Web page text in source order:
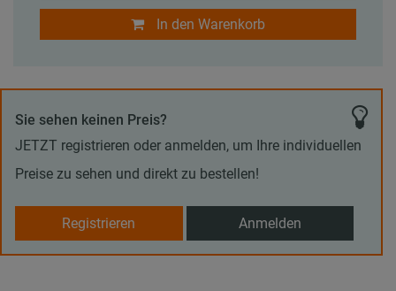
In den Warenkorb
Sie sehen keinen Preis?
JETZT registrieren oder anmelden, um Ihre individuellen
Preise zu sehen und direkt zu bestellen!
Registrieren Anmelden